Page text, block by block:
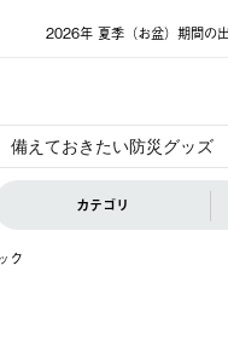
2026年 夏季（お盆）期間の
カテゴリ
ク